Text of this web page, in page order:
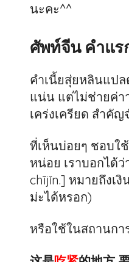
นะคะ^^
ศัพท์จีน คำแร
คำเนี้ยสุ่ยหลินแปล
แน่น แต่ไม่ช่ายค่า
เคร่งเครียด สำคัญ
ที่เห็นบ่อยๆ ชอบใ
หน่อย เราบอกได้
chījǐn.] หมายถึงเ
ม่ะได้หรอก)
หรือใช้ในสถานก